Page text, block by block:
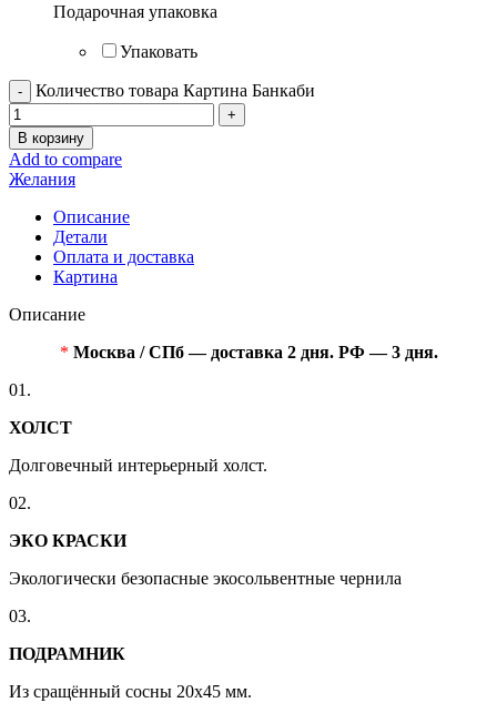
Подарочная упаковка
Упаковать
Количество товара Картина Банкаби
В корзину
Add to compare
Желания
Описание
Детали
Оплата и доставка
Картина
Описание
* Москва / СПб — доставка 2 дня. РФ — 3 дня.
01.
ХОЛСТ
Долговечный интерьерный холст.
02.
ЭКО КРАСКИ
Экологически безопасные экосольвентные чернила
03.
ПОДРАМНИК
Из сращённый сосны 20x45 мм.